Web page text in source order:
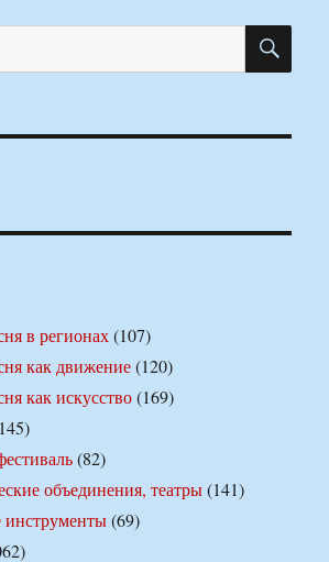
в регионах(107)
как движение(120)
как искусство(169)
(82)
объединения, театры(141)
(69)